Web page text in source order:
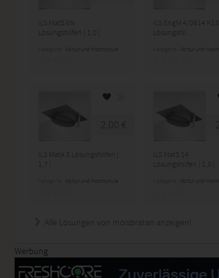
ILS MatS 8N
Lösungshilfen | 1,0 |
Abitur und Hochschule
ILS EngM 4/0614 K13
Lösungshil...
Abitur und
2,00 €
ILS MatA 3 Lösungshilfen |
1,7 |
Abitur und Hochschule
ILS MatS 14
Lösungshilfen | 1,0 |
Abitur und
Alle Lösungen von moisbratan anzeigen!
Werbung